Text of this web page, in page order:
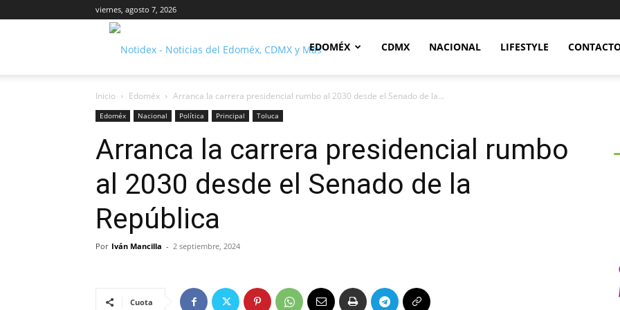
viernes, agosto 7, 2026
Notidex
EDOMÉX CDMX NACIONAL LIFESTYLE
Inicio Edoméx Arranca la carrera presidencial rumbo al 2030 desde el Senado de la...
Edoméx Nacional Política Principal Toluca
Arranca la carrera presidencial rumbo
al 2030 desde el Senado de la
República
Por Iván Mancilla - 2 septiembre, 2024
Cuota